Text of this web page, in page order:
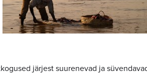
järjest suurenevad ja